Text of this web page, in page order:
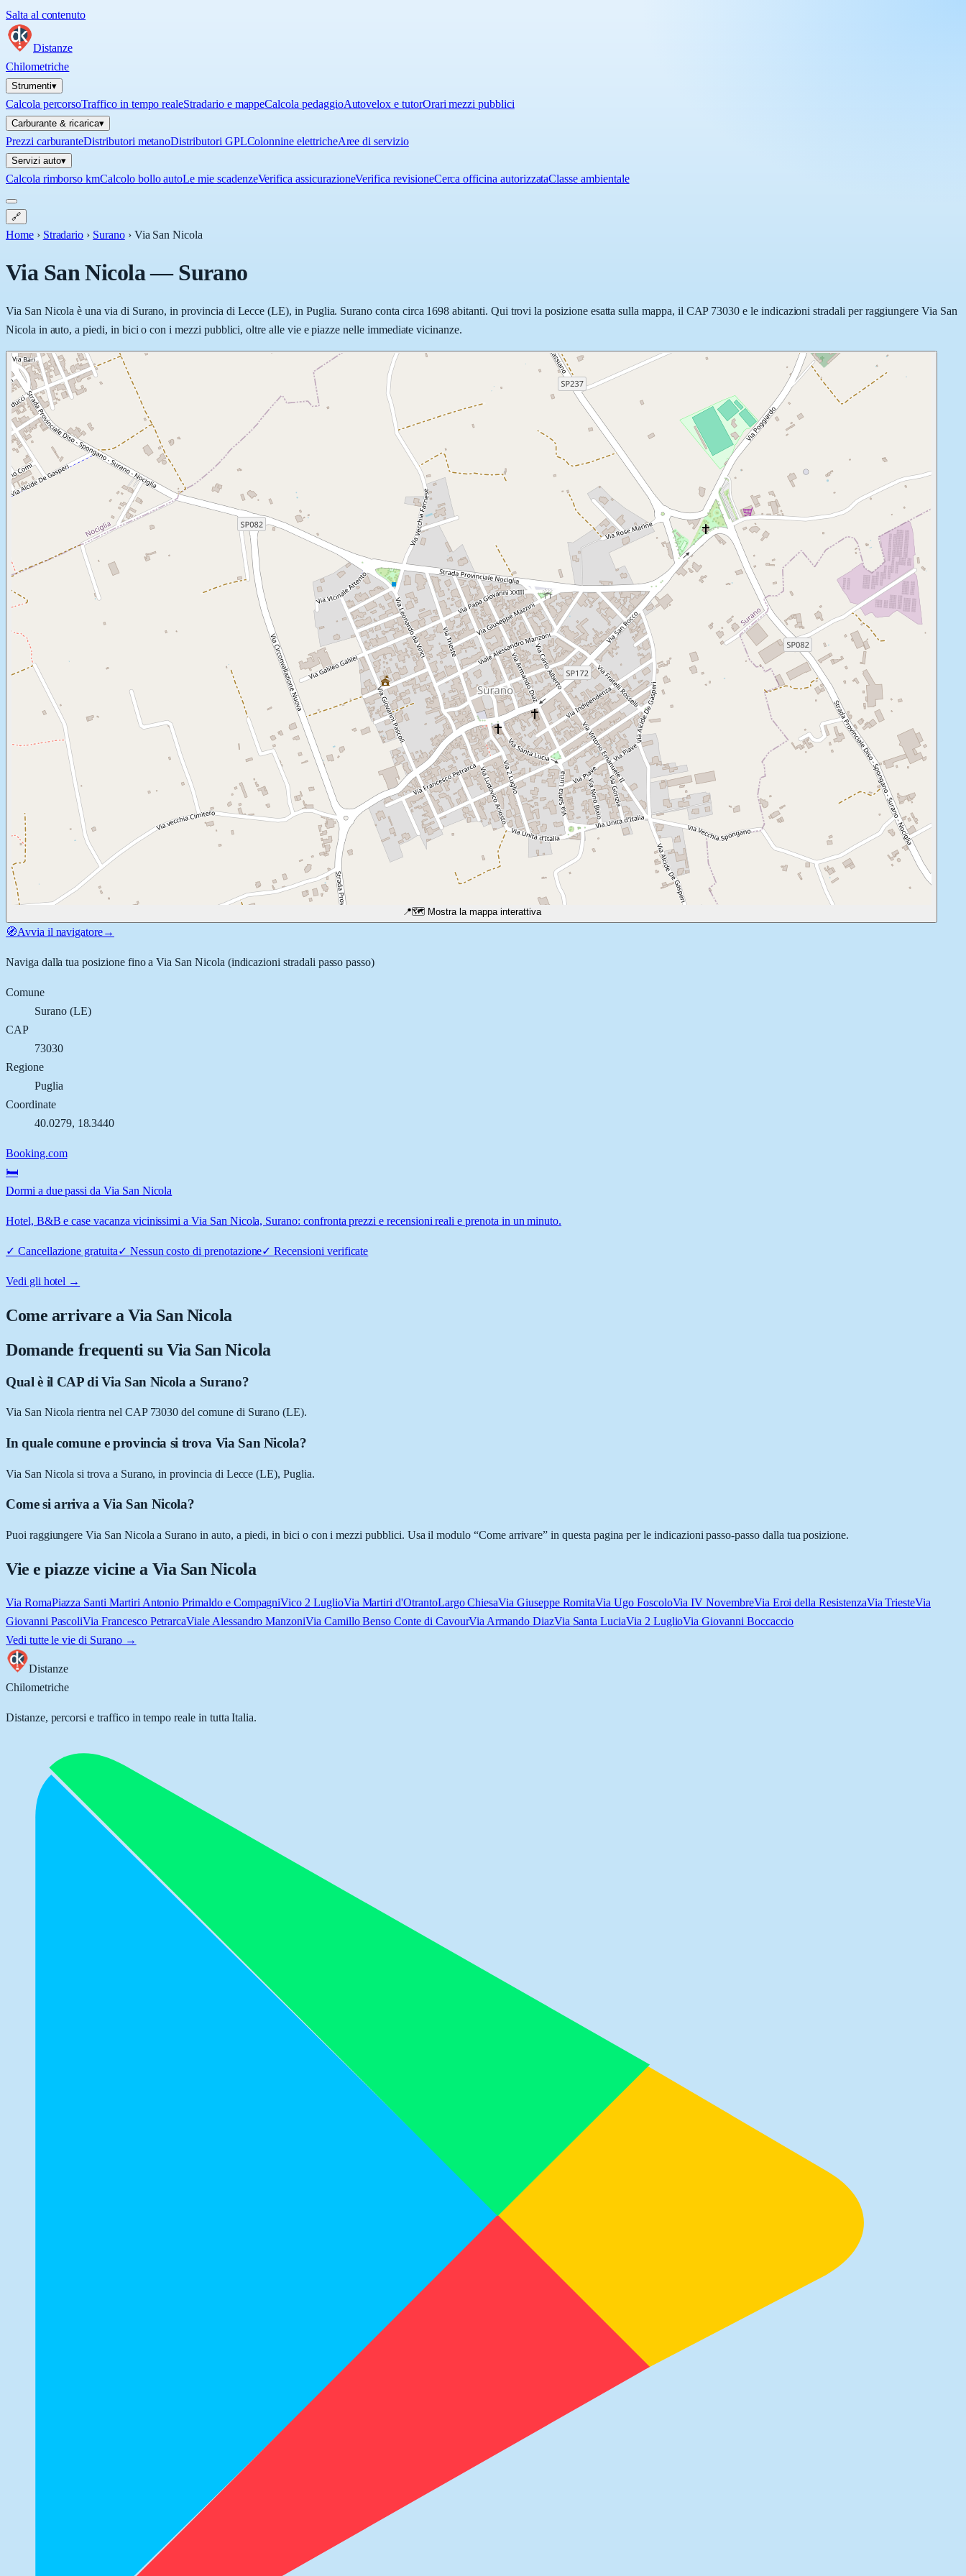
Salta al contenuto
Distanze
Chilometriche
Strumenti▾
Calcola percorsoTraffico in tempo realeStradario e mappeCalcola pedaggioAutovelox e tutorOrari mezzi pubblici
Carburante & ricarica▾
Prezzi carburanteDistributori metanoDistributori GPLColonnine elettricheAree di servizio
Servizi auto▾
Calcola rimborso kmCalcolo bollo autoLe mie scadenzeVerifica assicurazioneVerifica revisioneCerca officina autorizzataClasse ambientale
🔗
Home › Stradario › Surano › Via San Nicola
Via San Nicola—Surano
Via San Nicola è una via di Surano, in provincia di Lecce (LE), in Puglia. Surano conta circa 1698 abitanti. Qui trovi la posizione esatta sulla mappa, il CAP 73030 e le indicazioni stradali per raggiungere Via San
Nicola in auto, a piedi, in bici o con i mezzi pubblici, oltre alle vie e piazze nelle immediate vicinanze.
📍🗺️ Mostra la mappa interattiva
🧭Avvia il navigatore→
Naviga dalla tua posizione fino aVia San Nicola (indicazioni stradali passo passo)
Comune
Surano(LE)
CAP
73030
Regione
Puglia
Coordinate
40.0279, 18.3440
Booking.com
🛏️
Dormi a due passi da Via San Nicola
Hotel, B&B e case vacanza vicinissimi a Via San Nicola, Surano: confronta prezzi e recensioni reali e prenota in un minuto.
✓ Cancellazione gratuita✓ Nessun costo di prenotazione✓Recensioni verificate
Vedi gli hotel →
Come arrivare aVia San Nicola
Domande frequenti su Via San Nicola
Qual è il CAP di Via San Nicola a Surano?
Via San Nicola rientra nel CAP 73030 del comune di Surano (LE).
In quale comune e provincia si trova Via San Nicola?
Via San Nicola si trova a Surano, in provincia di Lecce (LE), Puglia.
Come si arriva a Via San Nicola?
Puoi raggiungere Via San Nicola a Surano in auto, a piedi, in bici o con i mezzi pubblici. Usa il modulo “Come arrivare” in questa pagina per le indicazioni passo-passo dalla tua posizione.
Vie e piazze vicine a Via San Nicola
Via RomaPiazza Santi Martiri Antonio Primaldo e CompagniVico 2 LuglioVia Martiri d'OtrantoLargo ChiesaVia Giuseppe RomitaVia Ugo FoscoloVia IV NovembreVia Eroi della ResistenzaVia TriesteVia
Giovanni PascoliVia Francesco PetrarcaViale Alessandro ManzoniVia Camillo Benso Conte di CavourVia Armando DiazVia Santa LuciaVia 2 LuglioVia Giovanni Boccaccio
Vedi tutte le vie di Surano→
Distanze
Chilometriche
Distanze, percorsi e traffico in tempo reale in tutta Italia.